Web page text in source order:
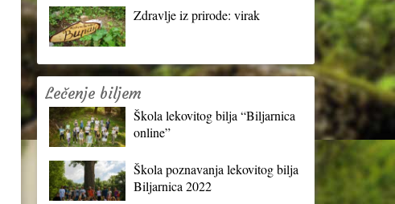
Zdravlje iz prirode: virak
Lečenje biljem
Škola lekovitog bilja “Biljarnica
online”
Škola poznavanja lekovitog bilja
Biljarnica 2022